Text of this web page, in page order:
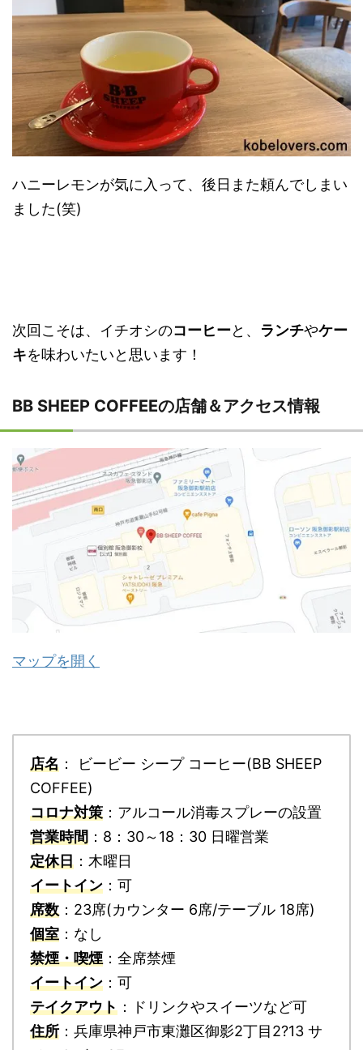
ハニーレモンが気に入って、後日また頼んでしまい
ました(笑)
次回こそは、イチオシのコーヒーと、 ランチやケー
キを味わいたいと思います！
BB SHEEP COFFEEの店舗＆アクセス情報
マップを開く
店名 ： ビービー シープ コーヒー(BB SHEEP
COFFEE)
コロナ対策 ：アルコール消毒スプレーの設置
営業時間 ：8：30～18：30 日曜営業
定休日 ：木曜日
イートイン ：可
席数 ：23席(カウンター 6席/テーブル 18席)
個室 ：なし
禁煙・喫煙：全席禁煙
イートイン ：可
テイクアウト ：ドリンクやスイーツなど可
住所 ：兵庫県神戸市東灘区御影2丁目2?13 サ